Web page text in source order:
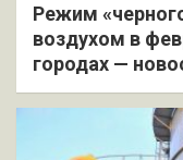
Режим
воздухом в
городах —